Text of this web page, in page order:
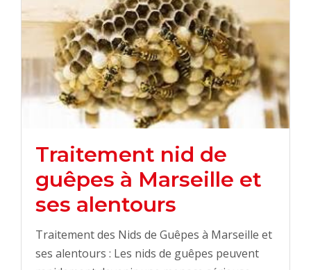
Traitement nid de
guêpes à Marseille et
ses alentours
Traitement des Nids de Guêpes à Marseille et
ses alentours : Les nids de guêpes peuvent